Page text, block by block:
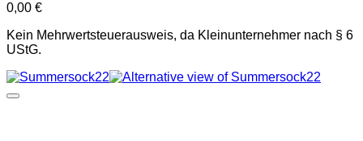
0,00 €
Kein Mehrwertsteuerausweis, da Kleinunternehmer nach § 6
UStG.